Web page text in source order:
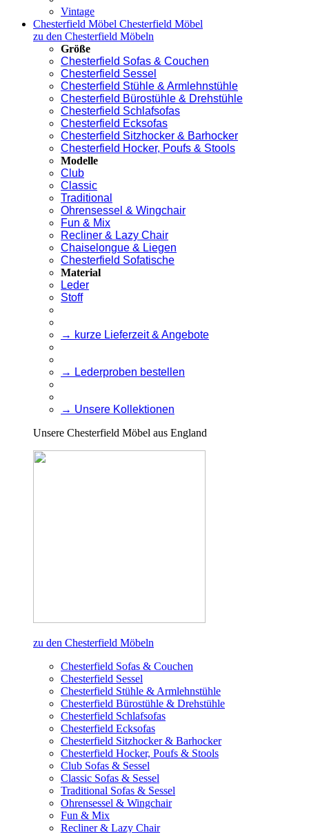
Vintage
Chesterfield Möbel Chesterfield Möbel
zu den Chesterfield Möbeln
Größe
Chesterfield Sofas & Couchen
Chesterfield Sessel
Chesterfield Stühle & Armlehnstühle
Chesterfield Bürostühle & Drehstühle
Chesterfield Schlafsofas
Chesterfield Ecksofas
Chesterfield Sitzhocker & Barhocker
Chesterfield Hocker, Poufs & Stools
Modelle
Club
Classic
Traditional
Ohrensessel & Wingchair
Fun & Mix
Recliner & Lazy Chair
Chaiselongue & Liegen
Chesterfield Sofatische
Material
Leder
Stoff
→ kurze Lieferzeit & Angebote
→ Lederproben bestellen
→ Unsere Kollektionen
Unsere Chesterfield Möbel aus England
zu den Chesterfield Möbeln
Chesterfield Sofas & Couchen
Chesterfield Sessel
Chesterfield Stühle & Armlehnstühle
Chesterfield Bürostühle & Drehstühle
Chesterfield Schlafsofas
Chesterfield Ecksofas
Chesterfield Sitzhocker & Barhocker
Chesterfield Hocker, Poufs & Stools
Club Sofas & Sessel
Classic Sofas & Sessel
Traditional Sofas & Sessel
Ohrensessel & Wingchair
Fun & Mix
Recliner & Lazy Chair